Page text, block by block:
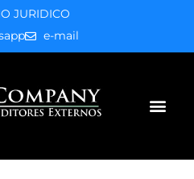
JURIDICO
e-mail